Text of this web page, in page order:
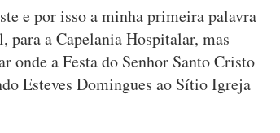
e por isso a minha primeira palavra
a Capelania Hospitalar, mas
onde a Festa do Senhor Santo Cristo
Esteves Domingues ao Sítio Igreja